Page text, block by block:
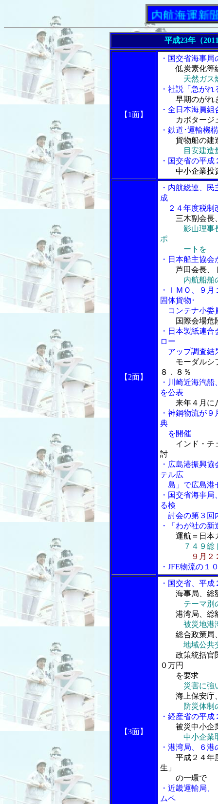
「内航海運新聞」ニ
平成23年（
【1面】
・国交省海事
低炭素化等
天然ガス
・社説「急が
早期のがれ
・全日本海員
カボタージ
・鉄道･運輸機
貨物船の建
目安建造
・国交省の平
中小企業投
【2面】
・内航総連、
成
２４年度税制
三木副会長
影山理事
ポ
ートを
・日本船主協
芦田会長、
内航船舶
・ＩＭＯ、９
固体貨物･
コンテナ小委
国際会場危
・日本製紙連
ロー
アップ調査結
モーダルシ
８．８％
・川崎近海汽
を公表
来年４月に
・神鋼物流が
典
を開催
インド・チ
討
・広島港振興
テル広
島」で広島港
・国交省海事
る検
討会の第３回
・「わが社の新
運航＝日本
７４９
９月２
・JFE物流の１
【3面】
・国交省、平
海事局、総
テーマ別
港湾局、総額
被災地港湾
総合政策局、
地域公共
政策統括官関
０万円
を要求
災害に強
海上保安庁、
防災体制
・経産省の平
被災中小企
中小企業
・港湾局、６
平成２４年
生」
の一環で
・近畿運輸局
ムペ